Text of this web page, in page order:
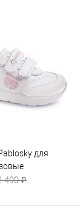
для
490 ₽